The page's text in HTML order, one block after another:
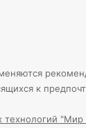
к
технологий "Мир